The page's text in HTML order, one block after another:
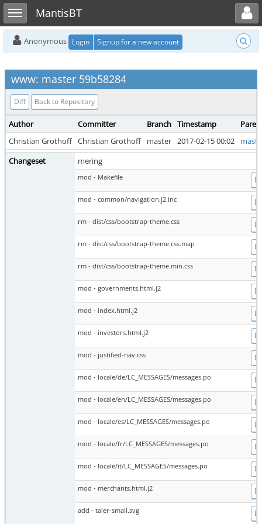
Toggle sidebarMantisBT
Toggle user menu
Anonymous Login Signup for a new account
www: master 59b58284
Diff Back to Repository
Author Committer Branch Timestamp
Christian Grothoff Christian Grothoff master 2017-02-15 00:02
Changeset
mering
mod - Makefile
mod - common/navigation.j2.inc
rm - dist/css/bootstrap-theme.css
rm - dist/css/bootstrap-theme.css.map
rm - dist/css/bootstrap-theme.min.css
mod - governments.html.j2
mod - index.html.j2
mod - investors.html.j2
mod - justified-nav.css
mod - locale/de/LC_MESSAGES/messages.po
mod - locale/en/LC_MESSAGES/messages.po
mod - locale/es/LC_MESSAGES/messages.po
mod - locale/fr/LC_MESSAGES/messages.po
mod - locale/it/LC_MESSAGES/messages.po
mod - merchants.html.j2
add - taler-small.svg